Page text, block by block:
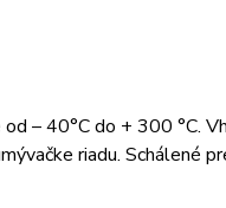
– 40°C do + 300 °C.
riadu. Schálené